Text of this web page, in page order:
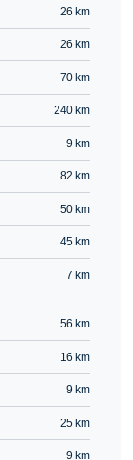
26 km
26 km
70 km
240 km
9 km
82 km
50 km
45 km
7 km
56 km
16 km
9 km
25 km
9 km